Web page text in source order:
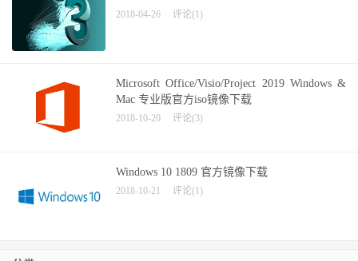
2018-04-26 评论(1)
Microsoft Office/Visio/Project 2019 Windows &
Mac 专业版官方iso镜像下载
2018-10-20 评论(3)
Windows 10 1809 官方镜像下载
2018-10-21 评论(1)